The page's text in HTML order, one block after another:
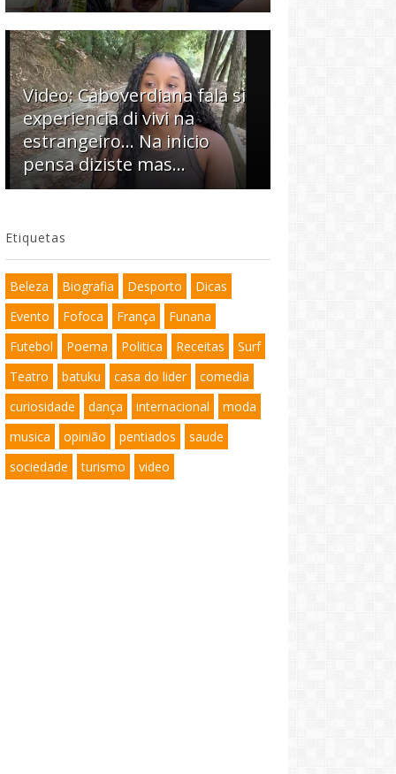
Video: Caboverdiana fala si
experiencia di vivi na
estrangeiro... Na inicio
pensa diziste mas...
Etiquetas
Beleza Biografia Desporto
Dicas
Evento
Fofoca França
Funana
Futebol
Poema Politica Receitas
Surf
Teatro
batuku casa do lider
comedia
curiosidade
dança internacional
moda
musica
opinião pentiados
saude
sociedade
turismo video